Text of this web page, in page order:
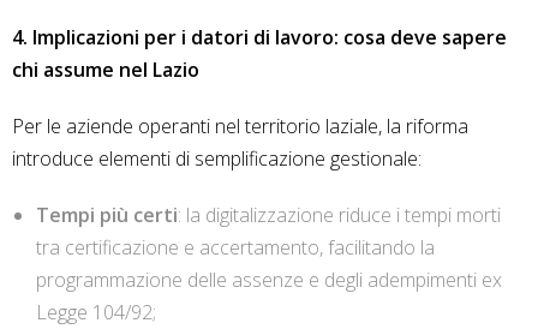
4. Implicazioni per i datori di lavoro: cosa deve sapere
chi assume nel Lazio
Per le aziende operanti nel territorio laziale, la riforma
introduce elementi di semplificazione gestionale:
Tempi più certi: la digitalizzazione riduce i tempi morti
tra certificazione e accertamento, facilitando la
programmazione delle assenze e degli adempimenti ex
Legge 104/92;